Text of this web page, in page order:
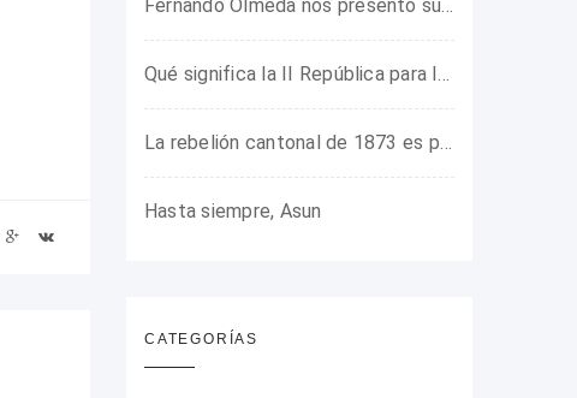
Hasta siempre, Asun
CATEGORÍAS